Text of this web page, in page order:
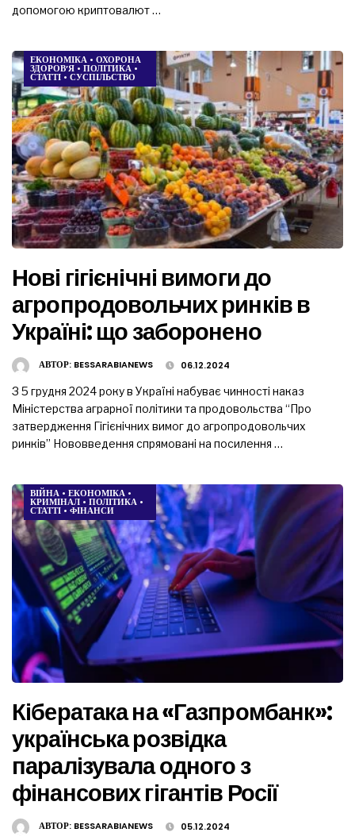
допомогою криптовалют …
ЕКОНОМІКА • ОХОРОНА
ЗДОРОВ’Я • ПОЛІТИКА •
СТАТТІ • СУСПІЛЬСТВО
Нові гігієнічні вимоги до
агропродовольчих ринків в
Україні: що заборонено
АВТОР: BESSARABIANEWS 06.12.2024
З 5 грудня 2024 року в Україні набуває чинності наказ
Міністерства аграрної політики та продовольства “Про
затвердження Гігієнічних вимог до агропродовольчих
ринків” Нововведення спрямовані на посилення …
ВІЙНА • ЕКОНОМІКА •
КРИМІНАЛ • ПОЛІТИКА •
СТАТТІ • ФІНАНСИ
Кібератака на «Газпромбанк»:
українська розвідка
паралізувала одного з
фінансових гігантів Росії
АВТОР: BESSARABIANEWS 05.12.2024